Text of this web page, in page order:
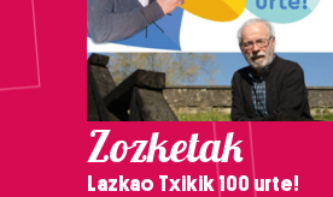
Zozketak
Lazkao Txikik 100 urte!